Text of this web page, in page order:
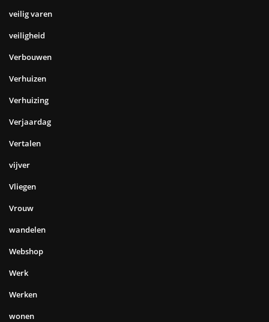
veilig varen
veiligheid
Verbouwen
Verhuizen
Verhuizing
Verjaardag
Vertalen
vijver
Vliegen
Vrouw
wandelen
Webshop
Werk
Werken
wonen